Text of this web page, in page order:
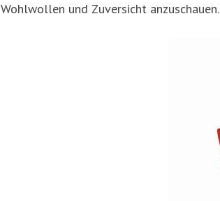
Wohlwollen und Zuversicht anzuschauen.